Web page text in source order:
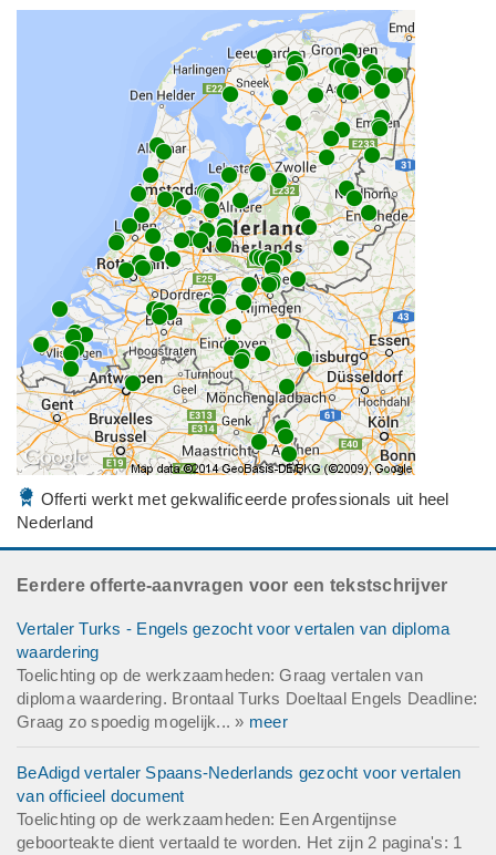
Offerti werkt met gekwalificeerde professionals uit heel
Nederland
Eerdere offerte-aanvragen voor een tekstschrijver
Vertaler Turks - Engels gezocht voor vertalen van diploma
waardering
Toelichting op de werkzaamheden: Graag vertalen van
diploma waardering. Brontaal Turks Doeltaal Engels Deadline:
Graag zo spoedig mogelijk... » meer
BeAdigd vertaler Spaans-Nederlands gezocht voor vertalen
van officieel document
Toelichting op de werkzaamheden: Een Argentijnse
geboorteakte dient vertaald te worden. Het zijn 2 pagina's: 1